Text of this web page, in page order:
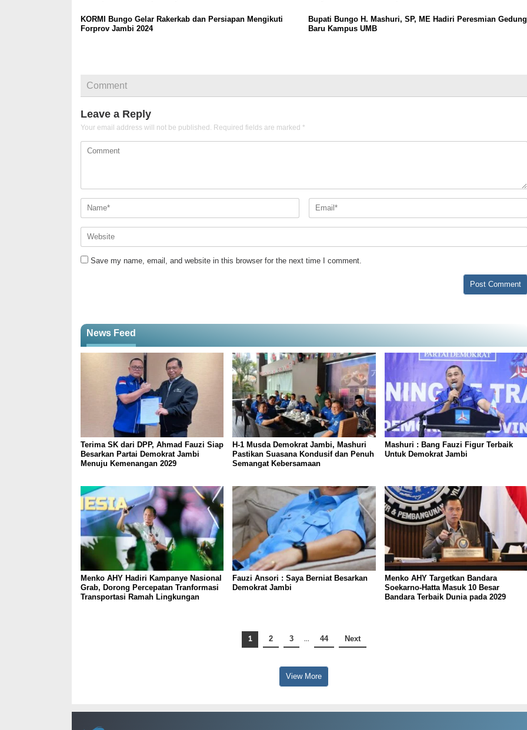
KORMI Bungo Gelar Rakerkab dan Persiapan Mengikuti
Forprov Jambi 2024
Bupati Bungo H. Mashuri, SP, ME Hadiri Peresmian Gedung
Baru Kampus UMB
Comment
Leave a Reply
Your email address will not be published. Required fields are marked *
Save my name, email, and website in this browser for the next time I comment.
News Feed
Terima SK dari DPP, Ahmad Fauzi Siap
Besarkan Partai Demokrat Jambi
Menuju Kemenangan 2029
H-1 Musda Demokrat Jambi, Mashuri
Pastikan Suasana Kondusif dan Penuh
Semangat Kebersamaan
Mashuri : Bang Fauzi Figur Terbaik
Untuk Demokrat Jambi
Menko AHY Hadiri Kampanye Nasional
Grab, Dorong Percepatan Tranformasi
Transportasi Ramah Lingkungan
Fauzi Ansori : Saya Berniat Besarkan
Demokrat Jambi
Menko AHY Targetkan Bandara
Soekarno-Hatta Masuk 10 Besar
Bandara Terbaik Dunia pada 2029
1 2 3 … 44 Next
View More